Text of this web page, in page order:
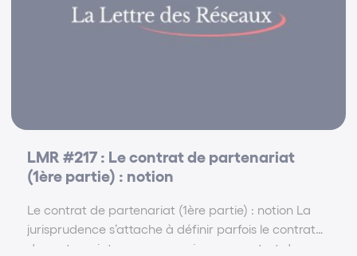
LMR #217 : Le contrat de partenariat
(1ère partie) : notion
Le contrat de partenariat (1ère partie) : notion La
jurisprudence s’attache à définir parfois le contrat
de partenariat par comparaison au contrat de